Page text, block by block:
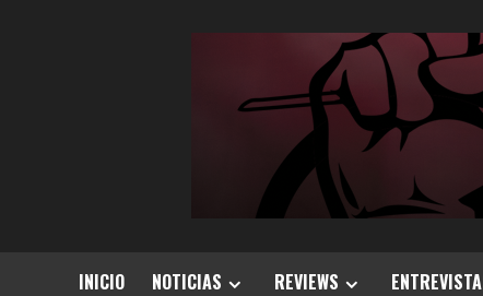
INICIO NOTICIAS REVIEWS